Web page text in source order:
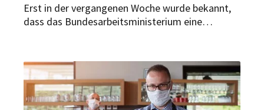
Erst in der vergangenen Woche wurde bekannt,
dass das Bundesarbeitsministerium eine
Arbeitsminister Hubertus Heil dieses Vorhaben
jedoch fallen lassen zu wollen. Gerade für die
Betriebsgastronomie bedeutet dies eine
Erleichterung.